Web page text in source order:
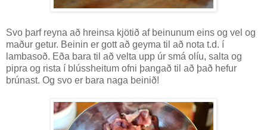
Svo þarf reyna að hreinsa kjötið af beinunum eins og vel og
maður getur. Beinin er gott að geyma til að nota t.d. í
lambasoð. Eða bara til að velta upp úr smá olíu, salta og
pipra og rista í blússheitum ofni þangað til að það hefur
brúnast. Og svo er bara naga beinið!